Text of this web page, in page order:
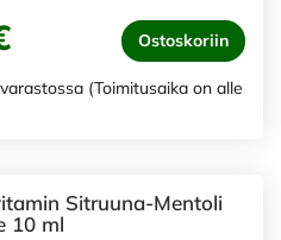
Ostoskoriin
(Toimitusaika on alle
Sitruuna-Mentoli
10 ml